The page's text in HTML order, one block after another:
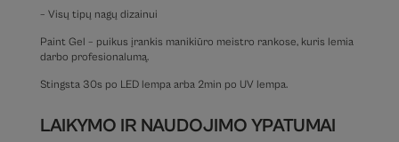
– Visų tipų nagų dizainui
Paint Gel – puikus įrankis manikiūro meistro rankose, kuris lemia
darbo profesionalumą.
Stingsta 30s po LED lempa arba 2min po UV lempa.
LAIKYMO IR NAUDOJIMO YPATUMAI